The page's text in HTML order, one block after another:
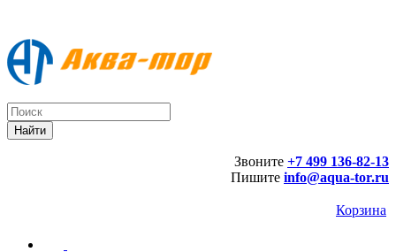
Звоните +7 499 136-82-13
Пишите info@aqua-tor.ru
Корзина